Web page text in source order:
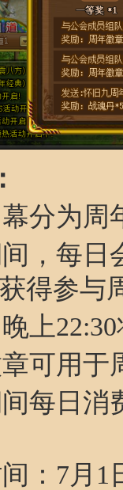
分为周
，每日
得参与
上
可用于
每日消
：7月1